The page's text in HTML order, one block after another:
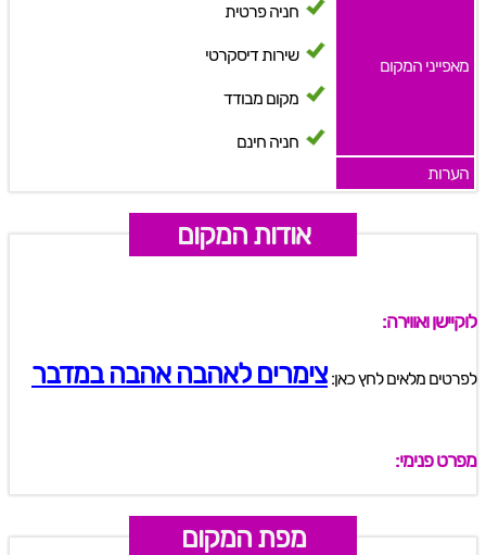
מאפייני המקום
חניה פרטית
שירות דיסקרטי
מקום מבודד
חניה חינם
הערות
אודות המקום
לוקיישן ואווירה:
לפרטים מלאים לחץ כאן:צימרים לאהבה אהבה במדבר
מפרט פנימי:
מפת המקום